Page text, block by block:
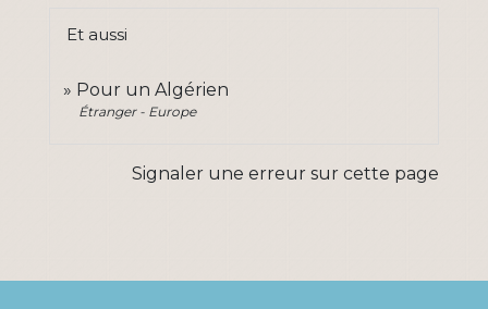
Et aussi
Pour un Algérien
Étranger - Europe
Signaler une erreur sur cette page